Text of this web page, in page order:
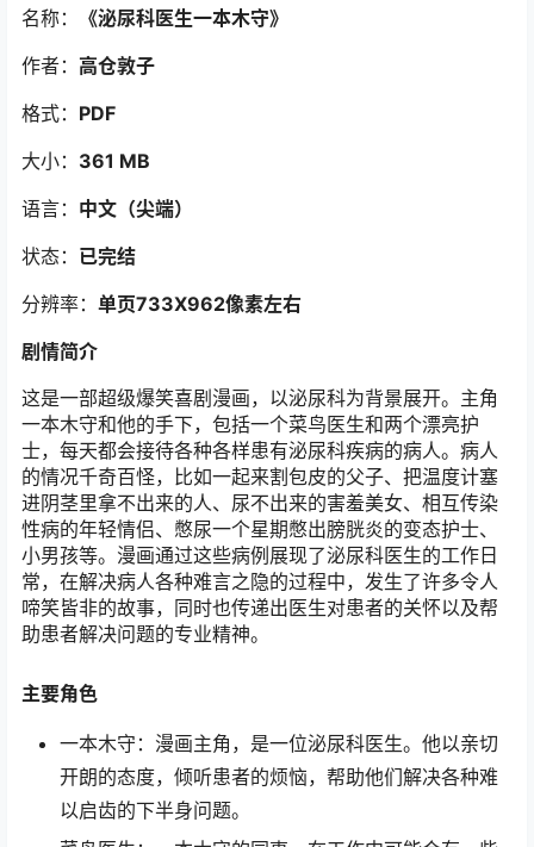
名称： 《泌尿科医生一本木守》
作者： 高仓敦子
格式： PDF
大小： 361 MB
语言： 中文（尖端）
状态： 已完结
分辨率： 单页733X962像素左右
剧情简介
这是一部超级爆笑喜剧漫画，以泌尿科为背景展开。主角
一本木守和他的手下，包括一个菜鸟医生和两个漂亮护
士，每天都会接待各种各样患有泌尿科疾病的病人。病人
的情况千奇百怪，比如一起来割包皮的父子、把温度计塞
进阴茎里拿不出来的人、尿不出来的害羞美女、相互传染
性病的年轻情侣、憋尿一个星期憋出膀胱炎的变态护士、
小男孩等。漫画通过这些病例展现了泌尿科医生的工作日
常，在解决病人各种难言之隐的过程中，发生了许多令人
啼笑皆非的故事，同时也传递出医生对患者的关怀以及帮
助患者解决问题的专业精神。
主要角色
一本木守：漫画主角，是一位泌尿科医生。他以亲切
开朗的态度，倾听患者的烦恼，帮助他们解决各种难
以启齿的下半身问题。